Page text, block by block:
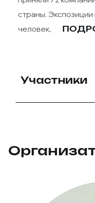
страны.
человек,
Участники